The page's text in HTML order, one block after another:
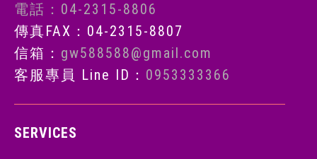
電話：04-2315-8806
傳真FAX：04-2315-8807
信箱： gw588588@gmail.com
客服專員 Line ID： 0953333366
SERVICES